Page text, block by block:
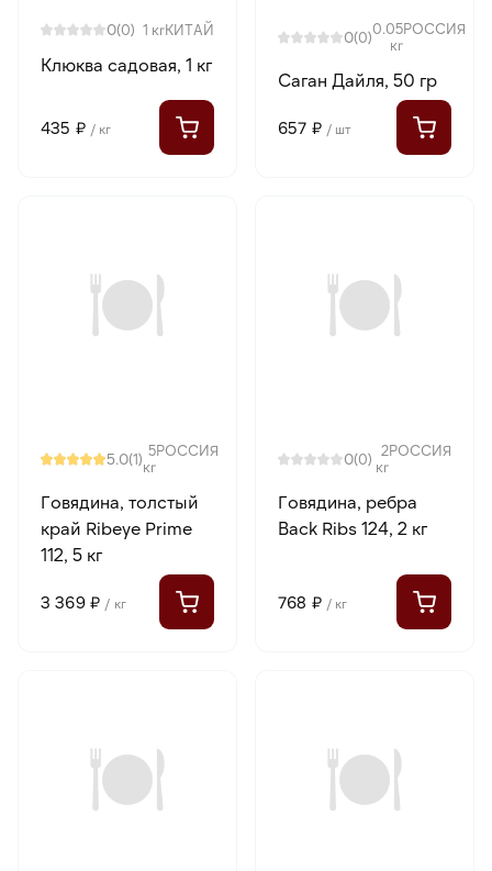
0(0) 1 кгКИТАЙ
Клюква садовая, 1 кг
435 ₽ / кг
0(0)0.05
кг
РОССИЯ
Саган Дайля, 50 гр
657 ₽ / шт
5.0(1) 5
кг
РОССИЯ
Говядина, толстый
край Ribeye Prime
112, 5 кг
3 369 ₽ / кг
0(0) 2
кг
РОССИЯ
Говядина, ребра
Back Ribs 124, 2 кг
768 ₽ / кг